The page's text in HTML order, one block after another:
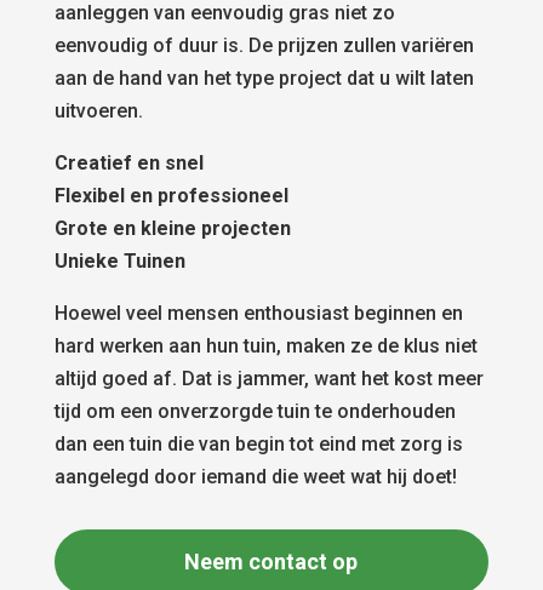
aanleggen van eenvoudig gras niet zo
eenvoudig of duur is. De prijzen zullen variëren
aan de hand van het type project dat u wilt laten
uitvoeren.
Creatief en snel
Flexibel en professioneel
Grote en kleine projecten
Unieke Tuinen
Hoewel veel mensen enthousiast beginnen en
hard werken aan hun tuin, maken ze de klus niet
altijd goed af. Dat is jammer, want het kost meer
tijd om een onverzorgde tuin te onderhouden
dan een tuin die van begin tot eind met zorg is
aangelegd door iemand die weet wat hij doet!
Neem contact op